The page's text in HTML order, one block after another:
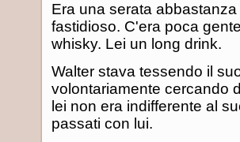
Era una serata
fastidioso. C'era poca
whisky. Lei un long drink.
Walter stava tessendo il
volontariamente cercando
lei non era indifferente al
passati con lui.